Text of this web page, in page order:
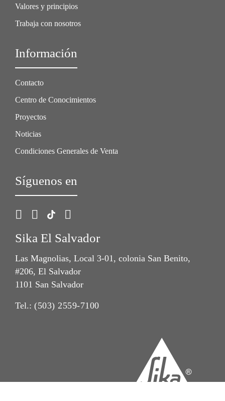
Valores y principios
Trabaja con nosotros
Información
Contacto
Centro de Conocimientos
Proyectos
Noticias
Condiciones Generales de Venta
Síguenos en
Sika El Salvador
Las Magnolias, Local 3-01, colonia San Benito,
#206, El Salvador
1101 San Salvador
Tel.: (503) 2559-7100